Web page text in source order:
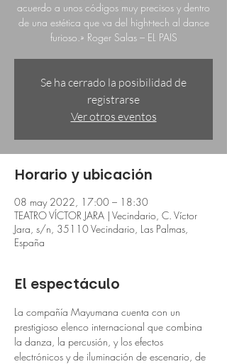
acuerdo a unos códigos muy precisos y dentro
de una estética que va del hight-tech al dance
furioso.» Roger Salas – EL PAIS
Se ha cerrado la posibilidad de
registrarse
Ver otros eventos
Horario y ubicación
08 may 2022, 17:00 – 18:30
TEATRO VÍCTOR JARA | Vecindario, C. Víctor
Jara, s/n, 35110 Vecindario, Las Palmas,
España
El espectáculo
La compañía Mayumana cuenta con un
prestigioso elenco internacional que combina
la danza, la percusión, y los efectos
electrónicos y de iluminación de escenario, de